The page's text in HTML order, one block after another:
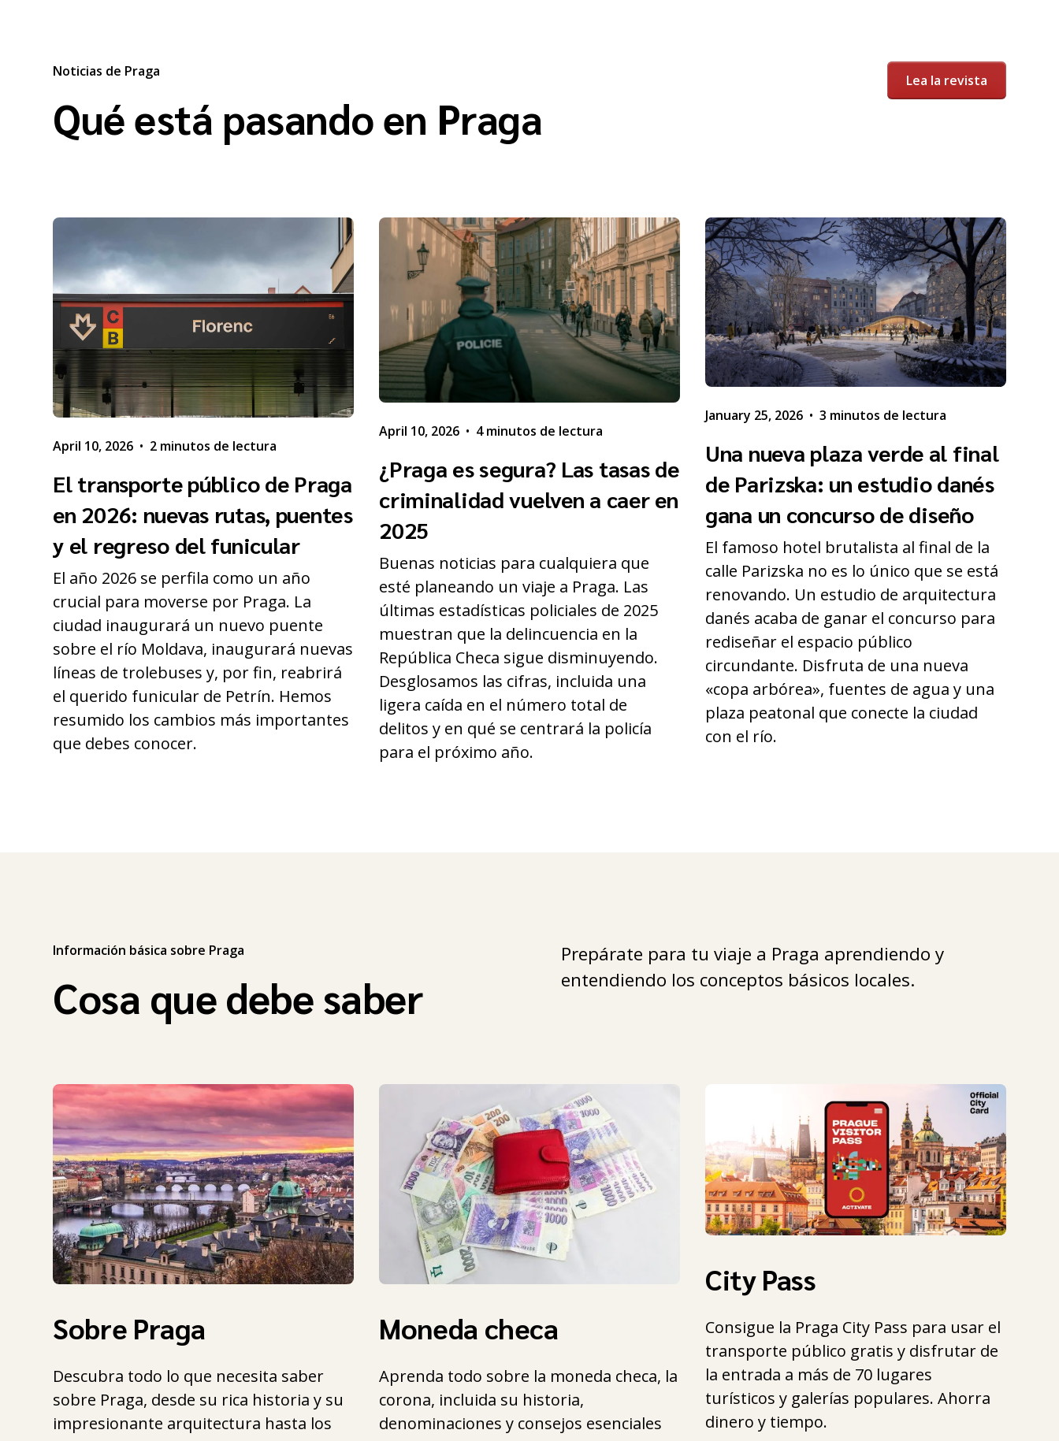
Noticias de Praga
Qué está pasando en Praga
Lea la revista
April 10, 2026 • 2 minutos de lectura
El transporte público de Praga
en 2026: nuevas rutas, puentes
y el regreso del funicular
El año 2026 se perfila como un año
crucial para moverse por Praga. La
ciudad inaugurará un nuevo puente
sobre el río Moldava, inaugurará nuevas
líneas de trolebuses y, por fin, reabrirá
el querido funicular de Petrín. Hemos
resumido los cambios más importantes
que debes conocer.
April 10, 2026 • 4 minutos de lectura
¿Praga es segura? Las tasas de
criminalidad vuelven a caer en
2025
Buenas noticias para cualquiera que
esté planeando un viaje a Praga. Las
últimas estadísticas policiales de 2025
muestran que la delincuencia en la
República Checa sigue disminuyendo.
Desglosamos las cifras, incluida una
ligera caída en el número total de
delitos y en qué se centrará la policía
para el próximo año.
January 25, 2026 • 3 minutos de lectura
Una nueva plaza verde al final
de Parizska: un estudio danés
gana un concurso de diseño
El famoso hotel brutalista al final de la
calle Parizska no es lo único que se está
renovando. Un estudio de arquitectura
danés acaba de ganar el concurso para
rediseñar el espacio público
circundante. Disfruta de una nueva
«copa arbórea», fuentes de agua y una
plaza peatonal que conecte la ciudad
con el río.
Información básica sobre Praga
Cosa que debe saber
Prepárate para tu viaje a Praga aprendiendo y
entendiendo los conceptos básicos locales.
Sobre Praga
Descubra todo lo que necesita saber
sobre Praga, desde su rica historia y su
impresionante arquitectura hasta los
Moneda checa
Aprenda todo sobre la moneda checa, la
corona, incluida su historia,
denominaciones y consejos esenciales
City Pass
Consigue la Praga City Pass para usar el
transporte público gratis y disfrutar de
la entrada a más de 70 lugares
turísticos y galerías populares. Ahorra
dinero y tiempo.